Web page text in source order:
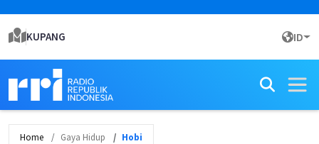
KUPANG ID
Home Gaya Hidup Hobi